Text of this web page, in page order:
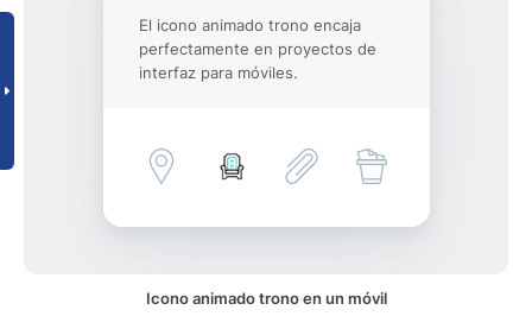
El icono animado trono encaja
perfectamente en proyectos de
interfaz para móviles.
Icono animado trono en un móvil